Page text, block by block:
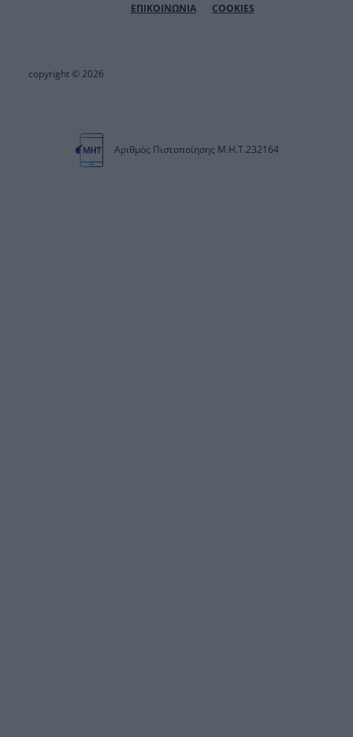
ΕΠΙΚΟΙΝΩΝΙΑ COOKIES
copyright © 2026
Αριθμός Πιστοποίησης Μ.Η.Τ.232164